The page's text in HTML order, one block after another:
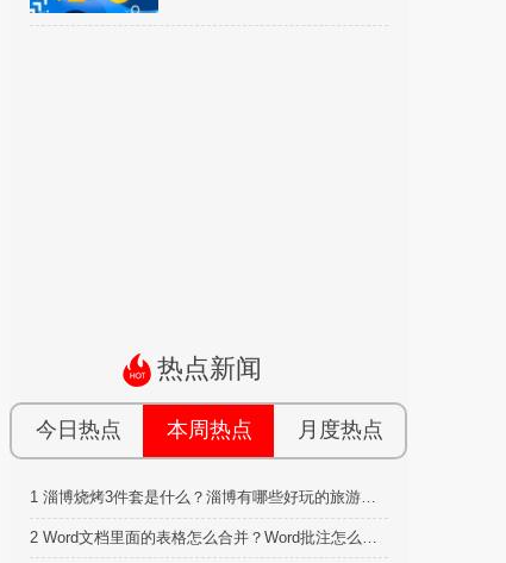
热点新闻
今日热点 本周热点 月度热点
1 淄博烧烤3件套是什么？淄博有哪些好玩的旅游景点？
2 Word文档里面的表格怎么合并？Word批注怎么删除？